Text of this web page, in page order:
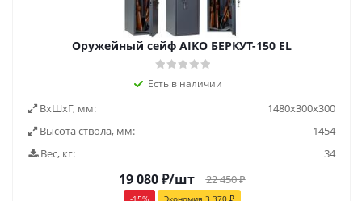
Оружейный сейф AIKO БЕРКУТ-150 EL
Есть в наличии
ВxШxГ, мм:
1480x300x300
Высота ствола, мм:
1454
Вес, кг:
34
19 080₽/шт 22 450₽
-15% Экономия 3 370₽